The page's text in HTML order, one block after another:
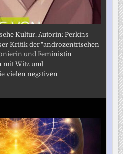
Kultur. Autorin: Perkins
Kritik der "androzentrischen
und Feministin
mit Witz und
vielen negativen